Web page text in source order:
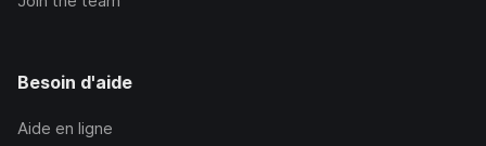
Besoin d'aide
Aide en ligne